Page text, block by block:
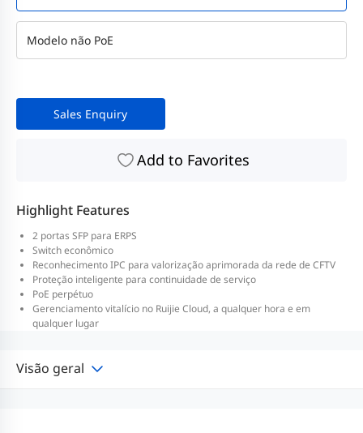
Modelo não PoE
Sales Enquiry
Add to Favorites
Highlight Features
2 portas SFP para ERPS
Switch econômico
Reconhecimento IPC para valorização aprimorada da rede de CFTV
Proteção inteligente para continuidade de serviço
PoE perpétuo
Gerenciamento vitalício no Ruijie Cloud, a qualquer hora e em
qualquer lugar
Visão geral